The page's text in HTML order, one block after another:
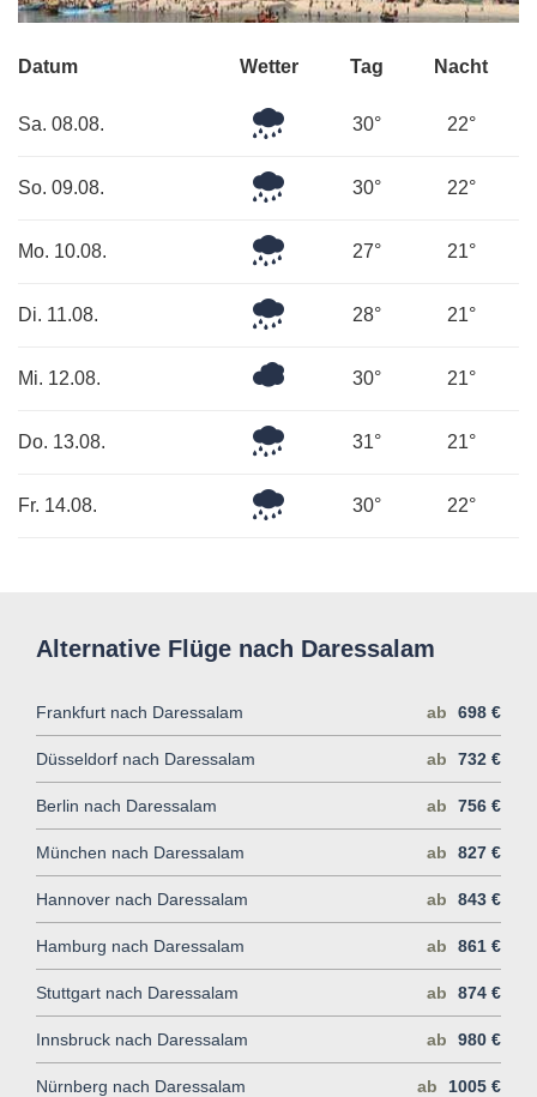
Datum Wetter Tag Nacht
Sa. 08.08. 30° 22°
So. 09.08. 30° 22°
Mo. 10.08. 27° 21°
Di. 11.08. 28° 21°
Mi. 12.08. 30° 21°
Do. 13.08. 31° 21°
Fr. 14.08. 30° 22°
Alternative Flüge nach Daressalam
Frankfurt nach Daressalam ab 698 €
Düsseldorf nach Daressalam ab 732 €
Berlin nach Daressalam ab 756 €
München nach Daressalam ab 827 €
Hannover nach Daressalam ab 843 €
Hamburg nach Daressalam ab 861 €
Stuttgart nach Daressalam ab 874 €
Innsbruck nach Daressalam ab 980 €
Nürnberg nach Daressalam ab 1005 €